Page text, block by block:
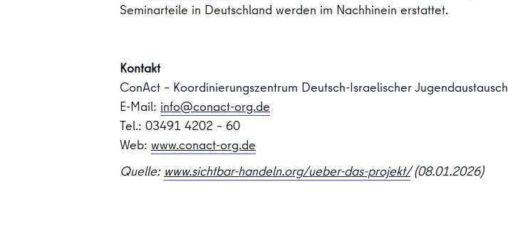
Seminarteile in Deutschland werden im Nachhinein erstattet.
Kontakt
ConAct – Koordinierungszentrum Deutsch-Israelischer Jugendaustausch
E-Mail: info@conact-org.de
Tel.: 03491 4202 – 60
Web: www.conact-org.de
Quelle: www.sichtbar-handeln.org/ueber-das-projekt/(08.01.2026)